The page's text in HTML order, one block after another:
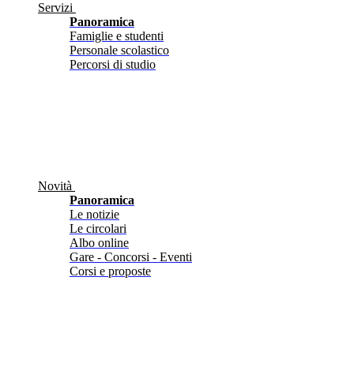
Servizi
Panoramica
Famiglie e studenti
Personale scolastico
Percorsi di studio
Novità
Panoramica
Le notizie
Le circolari
Albo online
Gare - Concorsi - Eventi
Corsi e proposte